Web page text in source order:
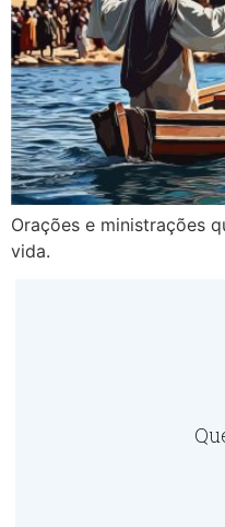
Orações e ministrações
vida.